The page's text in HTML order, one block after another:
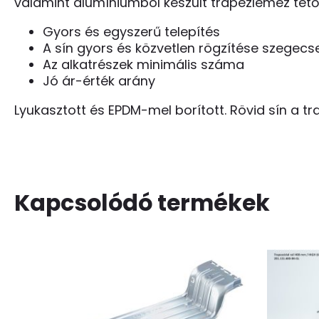
Gyors és egyszerű telepítés
A sín gyors és közvetlen rögzítése
Az alkatrészek minimális száma
Jó ár-érték arány
Lyukasztott és EPDM-mel borított. Rövid sín a
Kapcsolódó termékek